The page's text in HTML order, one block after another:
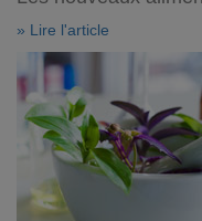
» Lire l'article